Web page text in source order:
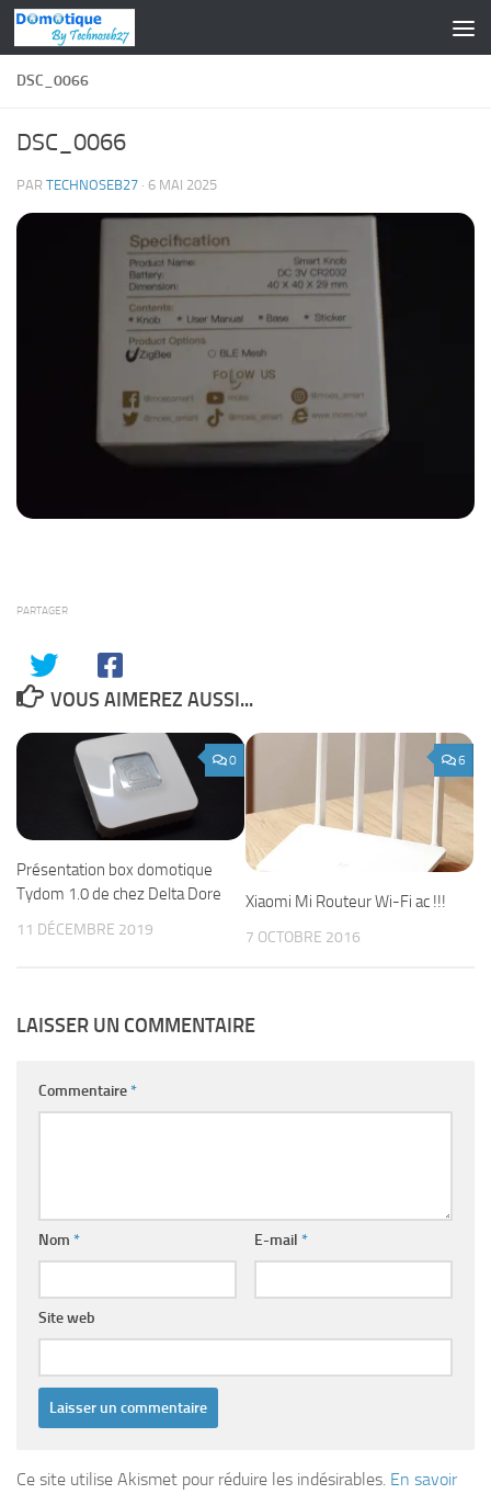
Skip to content
DSC_0066
DSC_0066
PAR TECHNOSEB27 · 6 MAI 2025
PARTAGER
VOUS AIMEREZ AUSSI...
0
Présentation box domotique
Tydom 1.0 de chez Delta Dore
11 DÉCEMBRE 2019
6
Xiaomi Mi Routeur Wi-Fi ac !!!
7 OCTOBRE 2016
LAISSER UN COMMENTAIRE
Commentaire*
Nom * E-mail *
Site web
Ce site utilise Akismet pour réduire les indésirables. En savoir